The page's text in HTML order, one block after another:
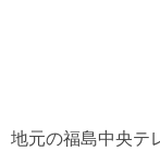
地元の福島中央テ